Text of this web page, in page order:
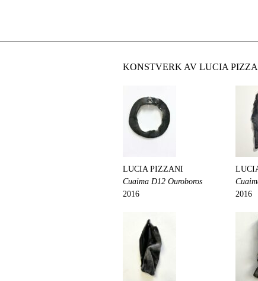
KONSTVERK AV LUCIA
LUCIA PIZZANI
Cuaima D12 Ouroboros
2016
2016